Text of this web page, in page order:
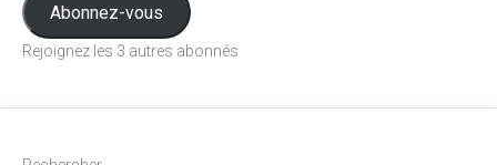
Abonnez-vous
Rejoignez les 3 autres abonnés